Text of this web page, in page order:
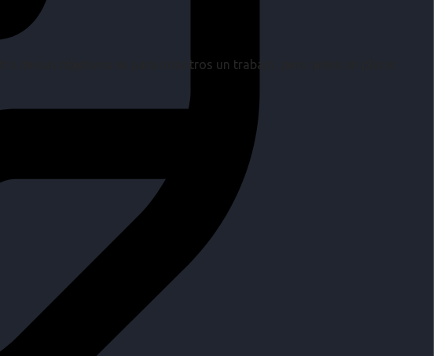
de sus objetivos es para nosotros un trabajo, pero antes un placer.